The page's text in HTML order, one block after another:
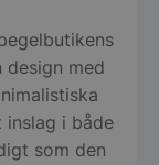
med
i både
som den